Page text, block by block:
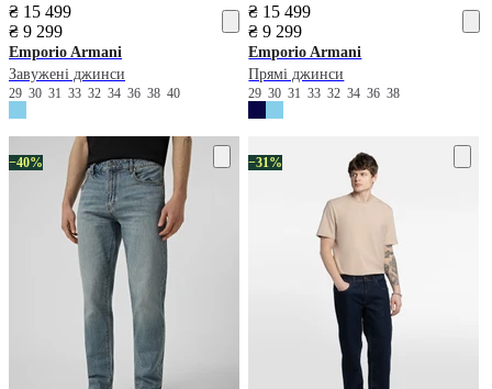
₴ 15 499
₴ 9 299
Emporio Armani
Завужені джинси
29 30 31 33 32 34 36 38 40
₴ 15 499
₴ 9 299
Emporio Armani
Прямі джинси
2930313332343638
−40% −31%